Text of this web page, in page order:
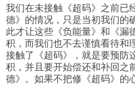
我们在未接触《超码》之前已
德》的情况，只是当初我们的
此才让这些《负能量》和《漏
积，而我们也不去谨慎看待和
接触了《超码》，就是要预防
积，并且要开始偿还和补回之
德》。如果不把修《超码》的